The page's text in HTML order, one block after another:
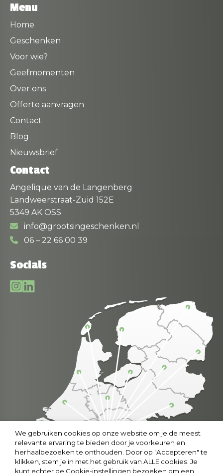
Menu
Home
Geschenken
Voor wie?
Geefmomenten
Over ons
Offerte aanvragen
Contact
Blog
Nieuwsbrief
Contact
Angelique van de Langenberg
Landweerstraat-Zuid 152E
5349 AK OSS
info@grootsingeschenken.nl
06 – 22 66 00 39
Socials
We gebruiken cookies op onze website om je de meest
relevante ervaring te bieden door je voorkeuren en
herhaalbezoeken te onthouden. Door op "Accepteren" te
klikken, stem je in met het gebruik van ALLE cookies. Je
kunt echter de Cookie-instellingen bezoeken om een